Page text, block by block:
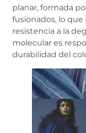
planar, formada
fusionados, lo
resistencia a la
molecular es
durabilidad del